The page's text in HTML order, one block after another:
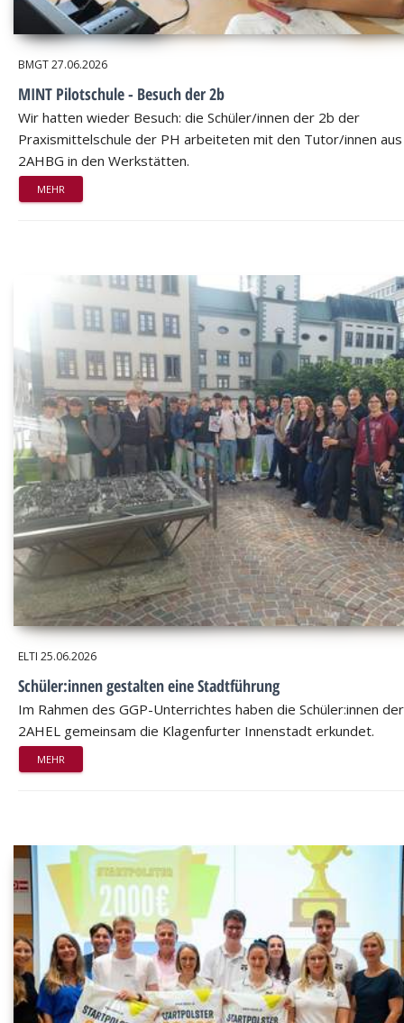
BMGT27.06.2026
MINT Pilotschule - Besuch der 2b
Wir hatten wieder Besuch: die Schüler/innen der 2b der
Praxismittelschule der PH arbeiteten mit den Tutor/innen
2AHBG in den Werkstätten.
MEHR
ELTI 25.06.2026
Schüler:innen gestalten eine Stadtführung
Im Rahmen des GGP-Unterrichtes haben die Schüler:innen der
2AHEL gemeinsam die Klagenfurter Innenstadt erkundet.
MEHR